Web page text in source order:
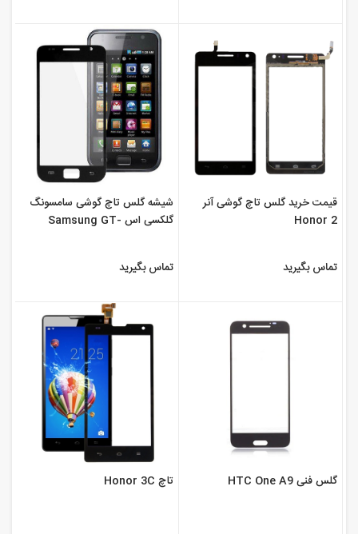
قیمت خرید گلس تاچ گوشی آنر
Honor 2
تماس بگیرید
شیشه گلس تاچ گوشی سامسونگ
گلکسی اس Samsung GT-
تماس بگیرید
گلس فنی HTC One A9 تاچ Honor 3C